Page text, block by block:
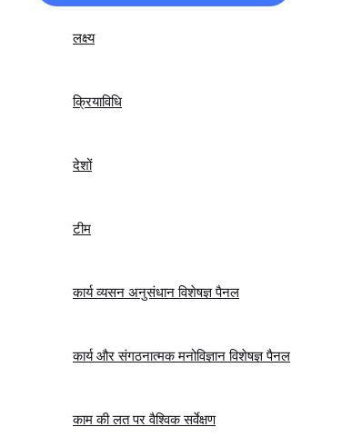
लक्ष्य
क्रियाविधि
देशों
टीम
कार्य व्यसन अनुसंधान विशेषज्ञ पैनल
कार्य और संगठनात्मक मनोविज्ञान विशेषज्ञ पैनल
काम की लत पर वैश्विक सर्वेक्षण